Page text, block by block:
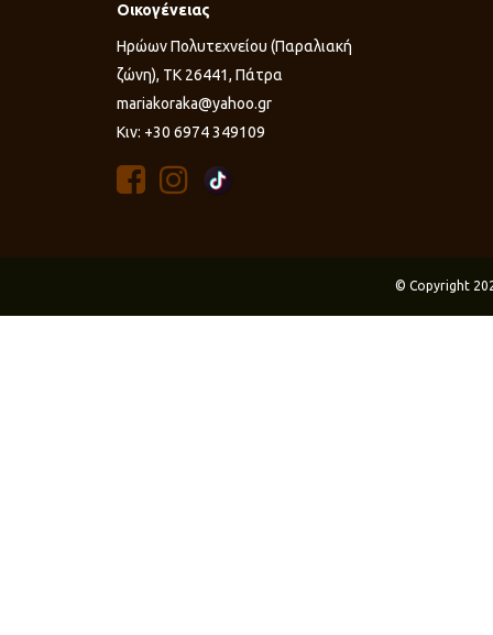
Οικογένειας
Ηρώων Πολυτεχνείου (Παραλιακή
ζώνη), ΤΚ 26441, Πάτρα
mariakoraka@yahoo.gr
Κιν: +30 6974 349109
© Copyright